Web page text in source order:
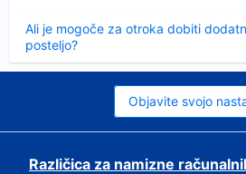
Ali je mogoče za otroka dobiti
posteljo?
Objavite svojo
Različica za namizne